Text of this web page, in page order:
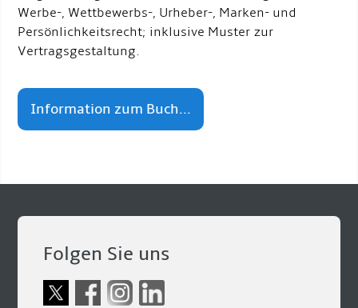
Werbe-, Wettbewerbs-, Urheber-, Marken- und
Persönlichkeitsrecht; inklusive Muster zur
Vertragsgestaltung.
Information zum Buch...
Folgen Sie uns